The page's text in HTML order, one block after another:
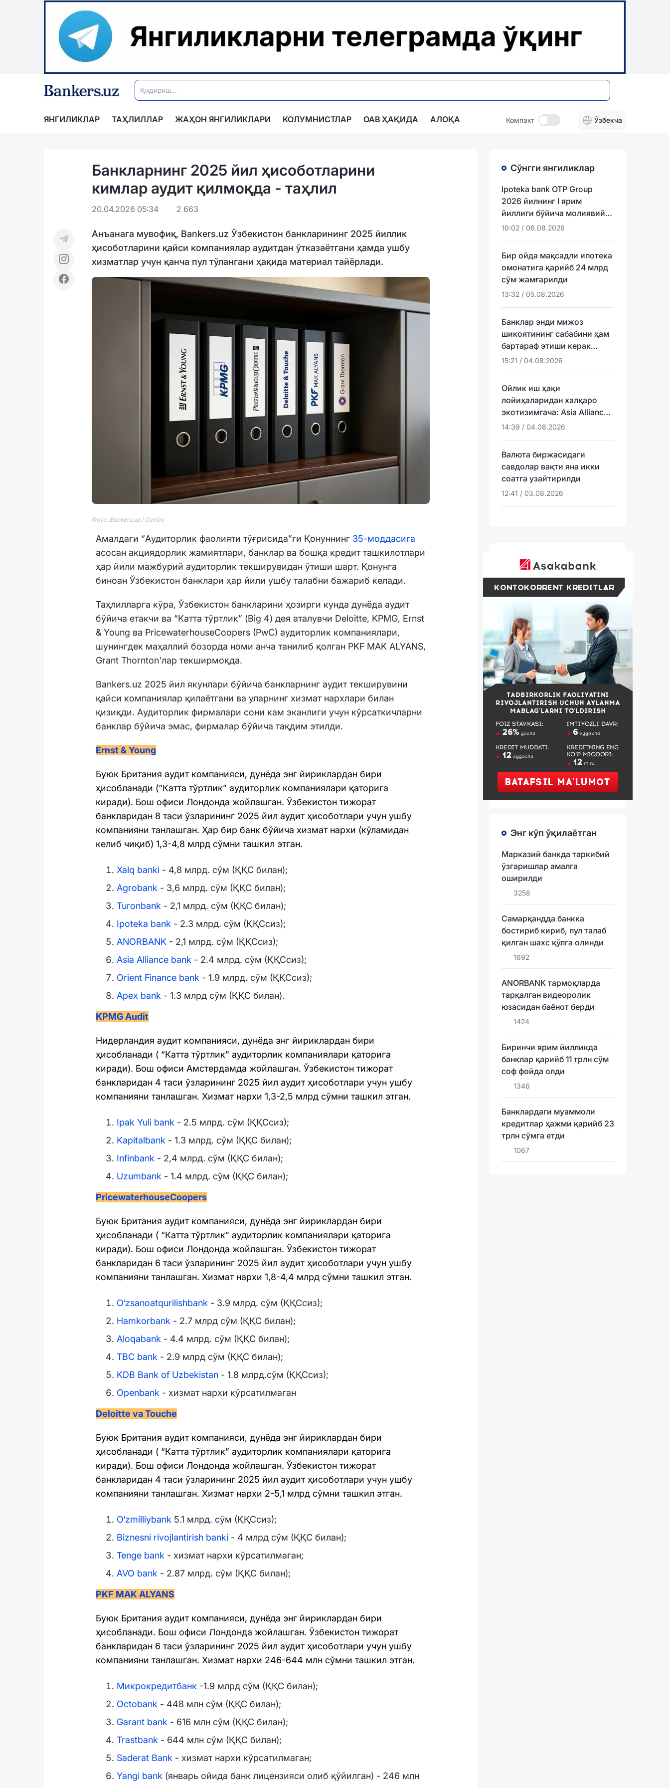
ЯНГИЛИКЛАР ТАҲЛИЛЛАР ЖАҲОН ЯНГИЛИКЛАРИ КОЛУМНИСТЛАР ОАВ ҲАҚИДА АЛОҚА Компакт Ўзбекча
Банкларнинг 2025 йил ҳисоботларини
кимлар аудит қилмоқда - таҳлил
20.04.2026 05:34 2 663
Анъанага мувофиқ, Bankers.uz Ўзбекистон банкларининг 2025 йиллик
ҳисоботларини қайси компаниялар аудитдан ўтказаётгани ҳамда ушбу
хизматлар учун қанча пул тўлангани ҳақида материал тайёрлади.
Фото: Bankers.uz / Gemini
Aмалдаги “Aудиторлик фаолияти тўғрисида”ги Қонуннинг 35-моддасига
асосан акциядорлик жамиятлари, банклар ва бошқа кредит ташкилотлари
ҳар йили мажбурий аудиторлик текширувидан ўтиши шарт. Қонунга
биноан Ўзбекистон банклари ҳар йили ушбу талабни бажариб келади.
Таҳлилларга кўра, Ўзбекистон банкларини ҳозирги кунда дунёда аудит
бўйича етакчи ва “Катта тўртлик” (Big 4) дея аталувчи Deloitte, KPMG, Ernst
& Young ва PricewaterhouseCoopers (PwC) аудиторлик компаниялари,
шунингдек маҳаллий бозорда номи анча танилиб қолган PKF MAK ALYANS,
Grant Thornton'лар текширмоқда.
Bankers.uz 2025 йил якунлари бўйича банкларнинг аудит текширувини
қайси компаниялар қилаётгани ва уларнинг хизмат нархлари билан
қизиқди. Aудиторлик фирмалари сони кам эканлиги учун кўрсаткичларни
банклар бўйича эмас, фирмалар бўйича тақдим этилди.
Ernst & Young
Буюк Британия аудит компанияси, дунёда энг йириклардан бири
ҳисобланади (“Катта тўртлик” аудиторлик компаниялари қаторига
киради). Бош офиси Лондонда жойлашган. Ўзбекистон тижорат
банкларидан 8 таси ўзларининг 2025 йил аудит ҳисоботлари учун ушбу
компанияни танлашган. Ҳар бир банк бўйича хизмат нархи (кўламидан
келиб чиқиб) 1,3-4,8 млрд сўмни ташкил этган.
Xalq banki - 4,8 млрд. сўм (ҚҚС билан);
Agrobank - 3,6 млрд. сўм (ҚҚС билан);
Turonbank - 2,1 млрд. сўм (ҚҚС билан);
Ipoteka bank - 2.3 млрд. сўм (ҚҚСсиз);
ANORBANK - 2,1 млрд. сўм (ҚҚСсиз);
Asia Alliance bank - 2.4 млрд. сўм (ҚҚСсиз);
Orient Finance bank - 1.9 млрд. сўм (ҚҚСсиз);
Apex bank - 1.3 млрд сўм (ҚҚС билан).
KPMG Audit
Нидерландия аудит компанияси, дунёда энг йириклардан бири
ҳисобланади ( “Катта тўртлик” аудиторлик компаниялари қаторига
киради). Бош офиси Aмстердамда жойлашган. Ўзбекистон тижорат
банкларидан 4 таси ўзларининг 2025 йил аудит ҳисоботлари учун ушбу
компанияни танлашган. Хизмат нархи 1,3-2,5 млрд сўмни ташкил этган.
Ipak Yuli bank - 2.5 млрд. сўм (ҚҚСсиз);
Kapitalbank - 1.3 млрд. сўм (ҚҚС билан);
Infinbank - 2,4 млрд. сўм (ҚҚС билан);
Uzumbank - 1.4 млрд. сўм (ҚҚС билан);
PricewaterhouseCoopers
Буюк Британия аудит компанияси, дунёда энг йириклардан бири
ҳисобланади ( “Катта тўртлик” аудиторлик компаниялари қаторига
киради). Бош офиси Лондонда жойлашган. Ўзбекистон тижорат
банкларидан 6 таси ўзларининг 2025 йил аудит ҳисоботлари учун ушбу
компанияни танлашган. Хизмат нархи 1,8-4,4 млрд сўмни ташкил этган.
O‘zsanoatqurilishbank - 3.9 млрд. сўм (ҚҚСсиз);
Hamkorbank - 2.7 млрд сўм (ҚҚС билан);
Aloqabank - 4.4 млрд. сўм (ҚҚС билан);
TBC bank - 2.9 млрд сўм (ҚҚС билан);
KDB Bank of Uzbekistan - 1.8 млрд.сўм (ҚҚСсиз);
Openbank - хизмат нархи кўрсатилмаган
Deloitte va Touche
Буюк Британия аудит компанияси, дунёда энг йириклардан бири
ҳисобланади ( “Катта тўртлик” аудиторлик компаниялари қаторига
киради). Бош офиси Лондонда жойлашган. Ўзбекистон тижорат
банкларидан 4 таси ўзларининг 2025 йил аудит ҳисоботлари учун ушбу
компанияни танлашган. Хизмат нархи 2-5,1 млрд сўмни ташкил этган.
O‘zmilliybank 5.1 млрд. сўм (ҚҚСсиз);
Biznesni rivojlantirish banki - 4 млрд сўм (ҚҚС билан);
Tenge bank - хизмат нархи кўрсатилмаган;
AVO bank - 2.87 млрд. сўм (ҚҚС билан);
PKF MAK ALYANS
Буюк Британия аудит компанияси, дунёда энг йириклардан бири
ҳисобланади. Бош офиси Лондонда жойлашган. Ўзбекистон тижорат
банкларидан 6 таси ўзларининг 2025 йил аудит ҳисоботлари учун ушбу
компанияни танлашган. Хизмат нархи 246-644 млн сўмни ташкил этган.
Микрокредитбанк -1.9 млрд сўм (ҚҚС билан);
Octobank - 448 млн сўм (ҚҚС билан);
Garant bank - 616 млн сўм (ҚҚС билан);
Trastbank - 644 млн сўм (ҚҚС билан);
Saderat Bank - хизмат нархи кўрсатилмаган;
Yangi bank (январь ойида банк лицензияси олиб қўйилган) - 246 млн
Сўнгги янгиликлар
Ipoteka bank OTP Group
2026 йилнинг I ярим
йиллиги бўйича молиявий
натижаларини эълон қилди
10:02 / 06.08.2026
Бир ойда мақсадли ипотека
омонатига қарийб 24 млрд
сўм жамғарилди
13:32 / 05.08.2026
Банклар энди мижоз
шикоятининг сабабини ҳам
бартараф этиши керак
бўлади
15:21 / 04.08.2026
Ойлик иш ҳақи
лойиҳаларидан халқаро
экотизимгача: Asia Alliance
Bank карта маҳсулотларини
14:39 / 04.08.2026
Валюта биржасидаги
савдолар вақти яна икки
соатга узайтирилди
12:41 / 03.08.2026
Энг кўп ўқилаётган
Марказий банкда таркибий
ўзгаришлар амалга
оширилди
3258
Самарқандда банкка
бостириб кириб, пул талаб
қилган шахс қўлга олинди
1692
ANORBANK тармоқларда
тарқалган видеоролик
юзасидан баёнот берди
1424
Биринчи ярим йилликда
банклар қарийб 11 трлн сўм
соф фойда олди
1346
Банклардаги муаммоли
кредитлар ҳажми қарийб 23
трлн сўмга етди
1067